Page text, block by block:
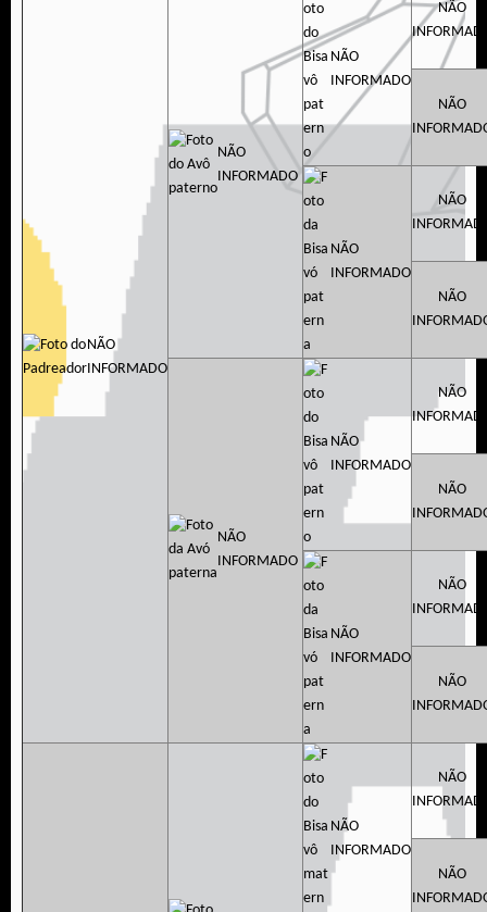
NÃO
INFORMADO
NÃO
INFORMADO
NÃO
INFORMADO
NÃO
NÃO
NÃO
INFORMADO
NÃO
NÃO
NÃO
INFORMADO
NÃO
INFORMADO
NÃO
NÃO
NÃO
INFORMADO
NÃO
NÃO
NÃO
INFORMADO
NÃO
NÃO